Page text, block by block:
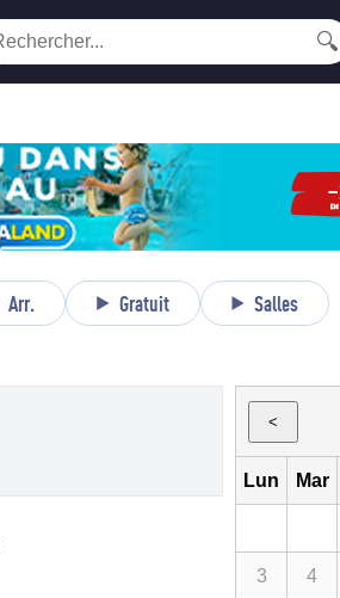
🔍
Arr. Gratuit Salles
<
Lun Mar
3 4